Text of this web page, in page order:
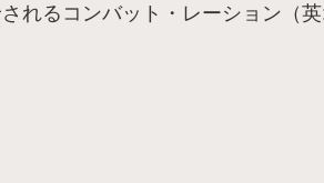
れるコンバット・レーション（